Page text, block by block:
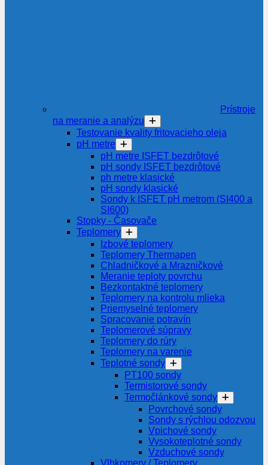
Prístroje
na meranie a analýzu
Testovanie kvality fritovacieho oleja
pH metre
pH metre ISFET bezdrôtové
pH sondy ISFET bezdrôtové
ph metre klasické
pH sondy klasické
Sondy k ISFET pH metrom (SI400 a
SI600)
Stopky - Časovače
Teplomery
Izbové teplomery
Teplomery Thermapen
Chladničkové a Mrazničkové
Meranie teploty povrchu
Bezkontaktné teplomery
Teplomery na kontrolu mlieka
Priemyselné teplomery
Spracovanie potravín
Teplomerové súpravy
Teplomery do rúry
Teplomery na varenie
Teplotné sondy
PT100 sondy
Termistorové sondy
Termočlánkové sondy
Povrchové sondy
Sondy s rýchlou odozvou
Vpichové sondy
Vysokoteplotné sondy
Vzduchové sondy
Vlhkomery / Teplomery